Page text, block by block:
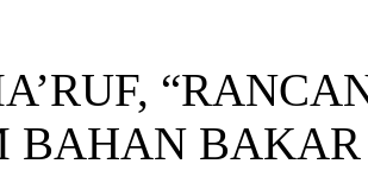
BAHAN